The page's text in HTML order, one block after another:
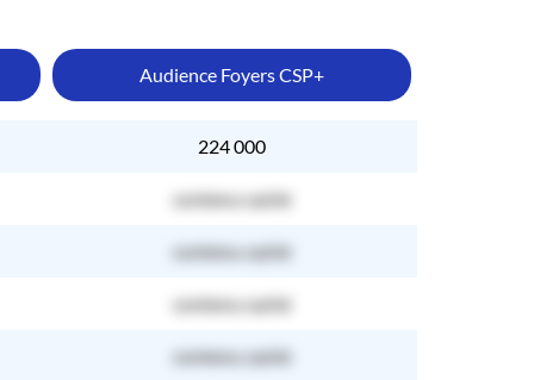
Audience Foyers CSP+
224 000
contenu caché
contenu caché
contenu caché
contenu caché